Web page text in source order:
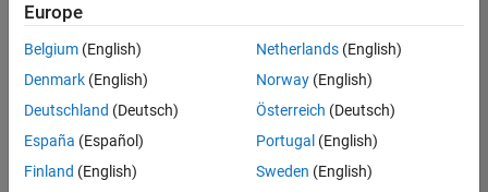
Europe
Belgium (English)
Denmark (English)
Deutschland (Deutsch)
España (Español)
Finland (English)
Netherlands(English)
Norway(English)
Österreich (Deutsch)
Portugal (English)
Sweden (English)
Lutte anti-piratage
Contacts locaux
© 1994-2026 The MathWorks, Inc.